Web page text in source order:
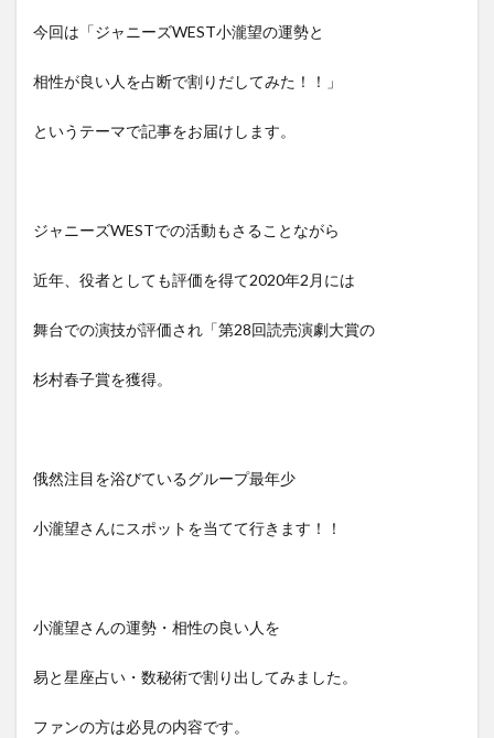
今回は「ジャニーズWEST小瀧望の運勢と
相性が良い人を占断で割りだしてみた！！」
というテーマで記事をお届けします。
ジャニーズWESTでの活動もさることながら
近年、役者としても評価を得て2020年2月には
舞台での演技が評価され「第28回読売演劇大賞の
杉村春子賞を獲得。
俄然注目を浴びているグループ最年少
小瀧望さんにスポットを当てて行きます！！
小瀧望さんの運勢・相性の良い人を
易と星座占い・数秘術で割り出してみました。
ファンの方は必見の内容です。